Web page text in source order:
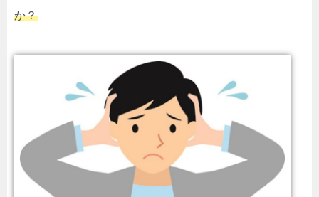
か？